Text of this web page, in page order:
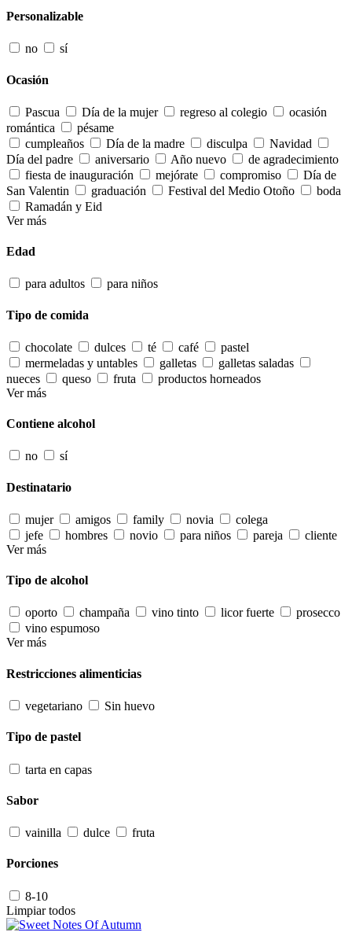
Personalizable
no sí
Ocasión
Pascua Día de la mujer regreso al colegio
ocasión
romántica
pésame
cumpleaños
Día de la madre disculpa
Navidad
Día del padre
aniversario Año nuevo
de agradecimiento
fiesta de inauguración
mejórate compromiso
Día de
San Valentin
graduación Festival del Medio Otoño
boda
Ramadán y Eid
Ver más
Edad
para adultos para niños
Tipo de comida
chocolate dulces té café
pastel
mermeladas y untables
galletas
galletas saladas
nueces
queso fruta
productos horneados
Ver más
Contiene alcohol
no sí
Destinatario
mujer amigos family novia
colega
jefe
hombres novio para niños pareja
cliente
Ver más
Tipo de alcohol
oporto champaña vino tinto licor fuerte
prosecco
vino espumoso
Ver más
Restricciones alimenticias
vegetariano Sin huevo
Tipo de pastel
tarta en capas
Sabor
vainilla dulce fruta
Porciones
8-10
Limpiar todos